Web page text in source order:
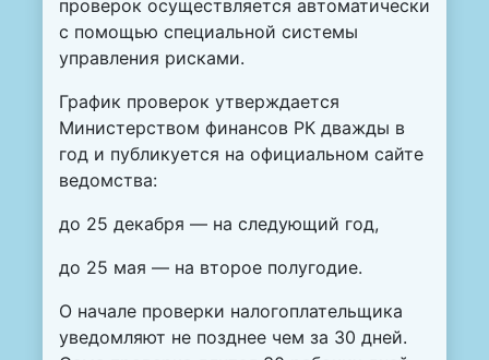
проверок осуществляется автоматически
с помощью специальной системы
управления рисками.
График проверок утверждается
Министерством финансов РК дважды в
год и публикуется на официальном сайте
ведомства:
до 25 декабря — на следующий год,
до 25 мая — на второе полугодие.
О начале проверки налогоплательщика
уведомляют не позднее чем за 30 дней.